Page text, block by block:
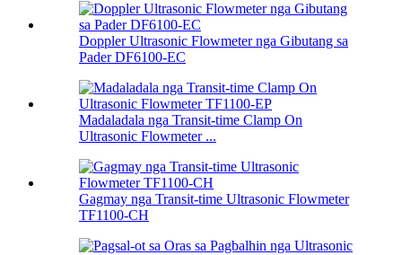
Doppler Ultrasonic Flowmeter nga Gibutang sa
Pader DF6100-EC
Madaladala nga Transit-time Clamp On
Ultrasonic Flowmeter ...
Gagmay nga Transit-time Ultrasonic Flowmeter
TF1100-CH